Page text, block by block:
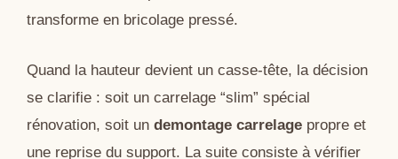
transforme en bricolage pressé.
Quand la hauteur devient un casse-tête, la décision
se clarifie : soit un carrelage “slim” spécial
rénovation, soit un demontage carrelage propre et
une reprise du support. La suite consiste à vérifier